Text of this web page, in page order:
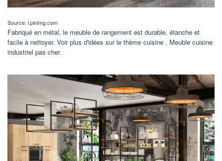
Source: i.pinimg.com
Fabriqué en métal, le meuble de rangement est durable, étanche et
facile à nettoyer. Voir plus d'idées sur le thème cuisine . Meuble cuisine
industriel pas cher.